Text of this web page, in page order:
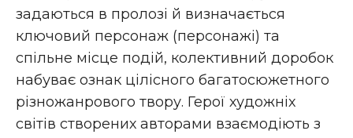
задаються в пролозі й визначається
ключовий персонаж (персонажі) та
спільне місце подій, колективний доробок
набуває ознак цілісного багатосюжетного
різножанрового твору. Герої художніх
світів створених авторами взаємодіють з